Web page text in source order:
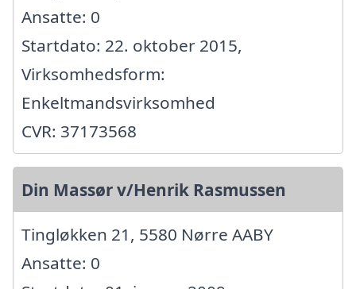
Ansatte: 0
Startdato: 22. oktober 2015,
Virksomhedsform:
Enkeltmandsvirksomhed
CVR: 37173568
Din Massør v/Henrik Rasmussen
Tingløkken 21, 5580 Nørre AABY
Ansatte: 0